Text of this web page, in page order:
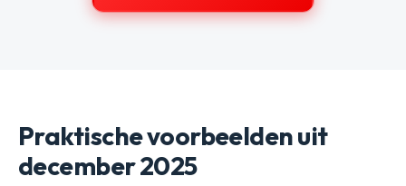
Praktische voorbeelden uit
december 2025